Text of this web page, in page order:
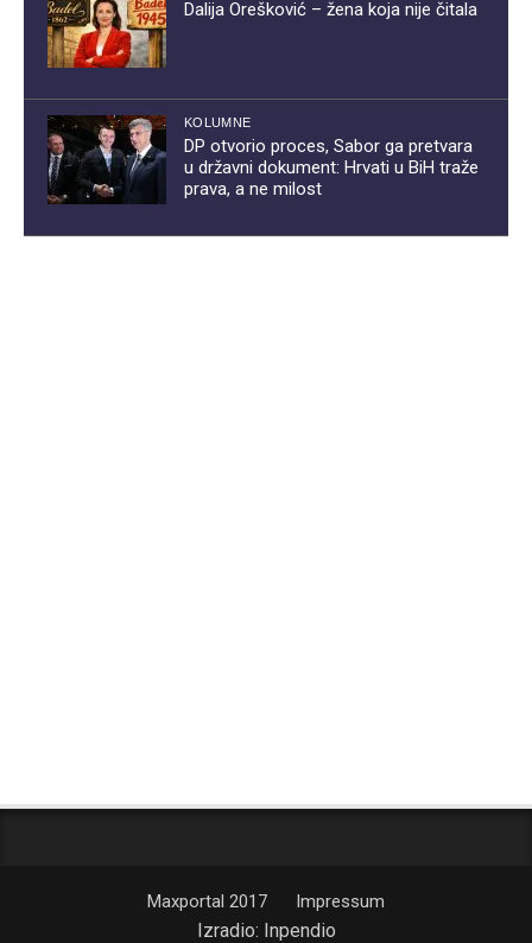
Dalija Orešković – žena koja nije čitala
KOLUMNE
DP otvorio proces, Sabor ga pretvara
u državni dokument: Hrvati u BiH traže
prava, a ne milost
Maxportal 2017 Impressum
Izradio: Inpendio